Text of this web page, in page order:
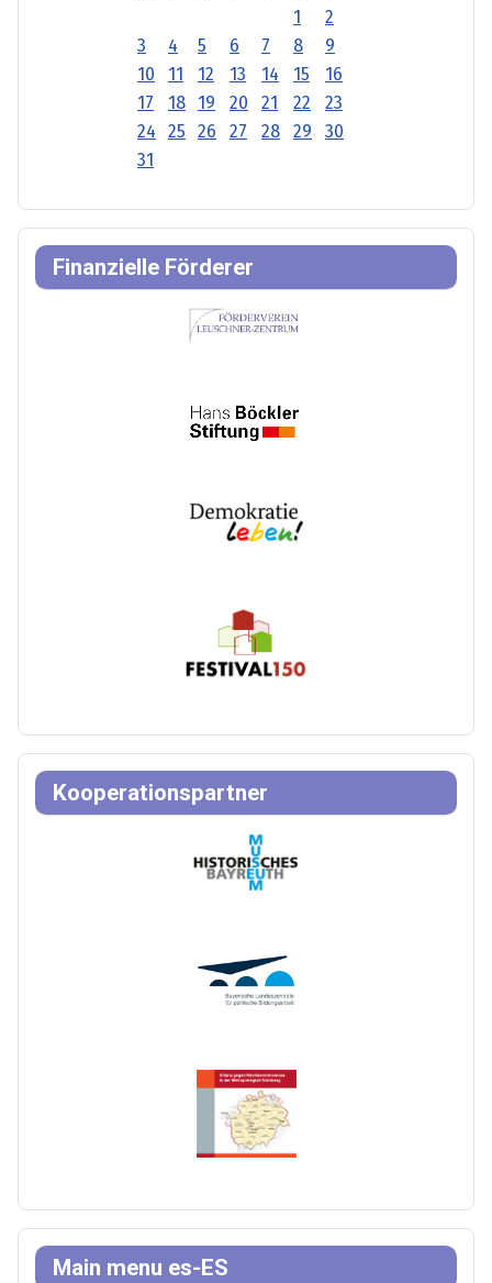
1
2
3
4 5 6 7 8
9
10
11 12 13 14 15
16
17
18 19 20 21 22
23
24
25 26 27 28 29
30
31
Finanzielle Förderer
Kooperationspartner
Main menu es-ES